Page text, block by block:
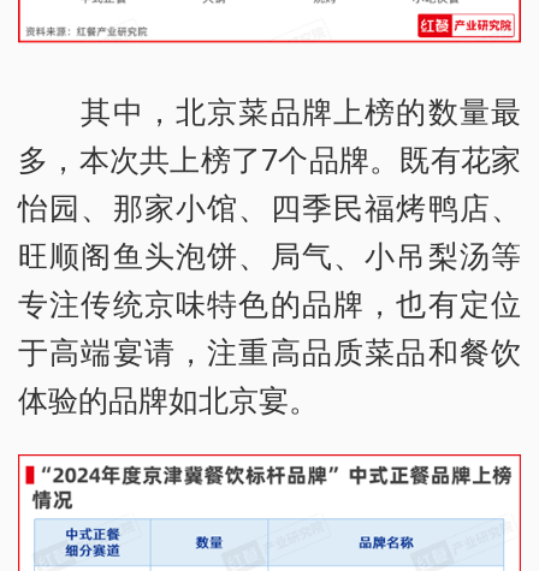
其中，北京菜品牌上榜的数量最
多，本次共上榜了7个品牌。既有花家
怡园、那家小馆、四季民福烤鸭店、
旺顺阁鱼头泡饼、局气、小吊梨汤等
专注传统京味特色的品牌，也有定位
于高端宴请，注重高品质菜品和餐饮
体验的品牌如北京宴。